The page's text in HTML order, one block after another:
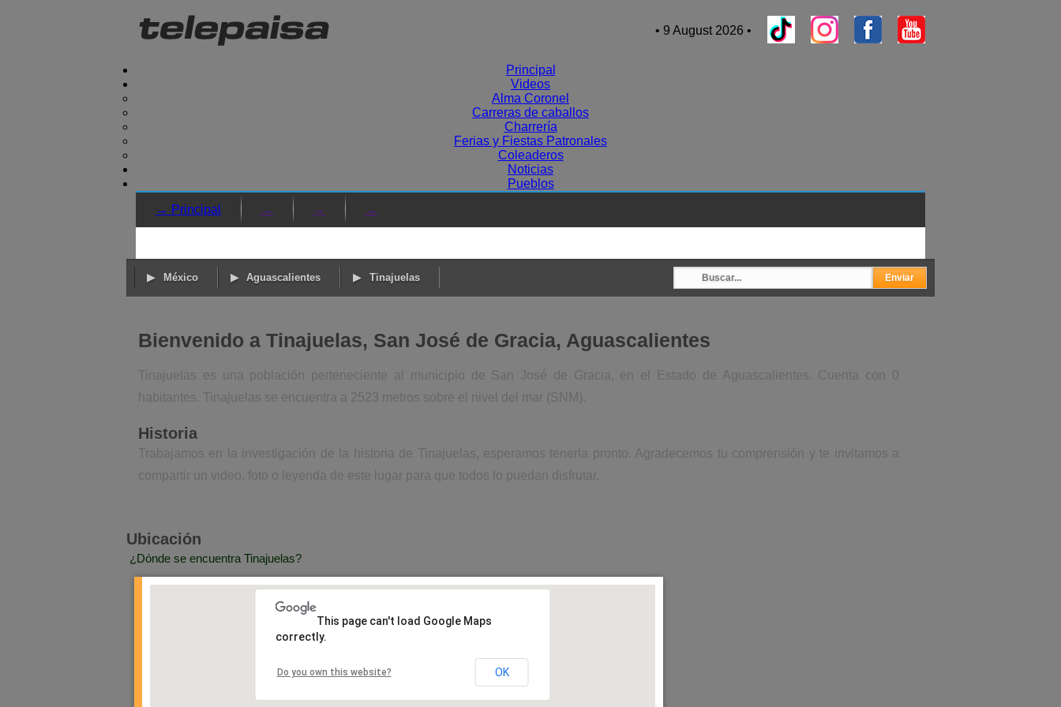
• 9 August 2026 •
Principal
Videos
Alma Coronel
Carreras de caballos
Charrería
Ferias y Fiestas Patronales
Coleaderos
Noticias
Pueblos
→ Principal
→ → →
México Aguascalientes Tinajuelas
Bienvenido a Tinajuelas, San José de Gracia, Aguascalientes
Tinajuelas es una población perteneciente al municipio de San José de Gracia, en el Estado de Aguascalientes. Cuenta con 0
habitantes. Tinajuelas se encuentra a 2523 metros sobre el nivel del mar (SNM).
Historia
Trabajamos en la investigación de la historia de Tinajuelas, esperamos tenerla pronto. Agradecemos tu comprensión y te invitamos a
compartir un video, foto o leyenda de este lugar para que todos lo puedan disfrutar.
Ubicación
¿Dónde se encuentra Tinajuelas?
This page can't load Google Maps
correctly.
Do you own this website? OK